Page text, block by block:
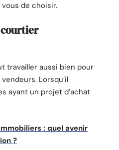
vous de choisir.
travailler aussi bien pour
Lorsqu’il
ayant un projet d’achat
: quel avenir
?